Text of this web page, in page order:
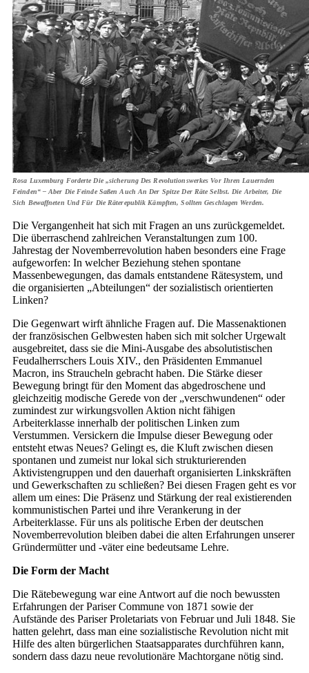
Rosa Luxemburg Forderte Die „sicherung Des Revolutionswerkes Vor Ihren Lauernden
Feinden“ – Aber Die Feinde Saßen Auch An Der Spitze Der Räte Selbst. Die Arbeiter, Die
Sich Bewaffneten Und Für Die Räterepublik Kämpften, Sollten Geschlagen Werden.
Die Vergangenheit hat sich mit Fragen an uns zurückgemeldet.
Die überraschend zahlreichen Veranstaltungen zum 100.
Jahrestag der Novemberrevolution haben besonders eine Frage
aufgeworfen: In welcher Beziehung stehen spontane
Massenbewegungen, das damals entstandene Rätesystem, und
die organisierten „Abteilungen“ der sozialistisch orientierten
Linken?
Die Gegenwart wirft ähnliche Fragen auf. Die Massenaktionen
der französischen Gelbwesten haben sich mit solcher Urgewalt
ausgebreitet, dass sie die Mini-Ausgabe des absolutistischen
Feudalherrschers Louis XIV., den Präsidenten Emmanuel
Macron, ins Straucheln gebracht haben. Die Stärke dieser
Bewegung bringt für den Moment das abgedroschene und
gleichzeitig modische Gerede von der „verschwundenen“ oder
zumindest zur wirkungsvollen Aktion nicht fähigen
Arbeiterklasse innerhalb der politischen Linken zum
Verstummen. Versickern die Impulse dieser Bewegung oder
entsteht etwas Neues? Gelingt es, die Kluft zwischen diesen
spontanen und zumeist nur lokal sich strukturierenden
Aktivistengruppen und den dauerhaft organisierten Linkskräften
und Gewerkschaften zu schließen? Bei diesen Fragen geht es vor
allem um eines: Die Präsenz und Stärkung der real existierenden
kommunistischen Partei und ihre Verankerung in der
Arbeiterklasse. Für uns als politische Erben der deutschen
Novemberrevolution bleiben dabei die alten Erfahrungen unserer
Gründermütter und -väter eine bedeutsame Lehre.
Die Form der Macht
Die Rätebewegung war eine Antwort auf die noch bewussten
Erfahrungen der Pariser Commune von 1871 sowie der
Aufstände des Pariser Proletariats von Februar und Juli 1848. Sie
hatten gelehrt, dass man eine sozialistische Revolution nicht mit
Hilfe des alten bürgerlichen Staatsapparates durchführen kann,
sondern dass dazu neue revolutionäre Machtorgane nötig sind.